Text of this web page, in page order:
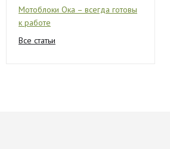
Мотоблоки Ока – всегда готовы
к работе
Все статьи